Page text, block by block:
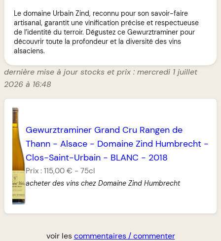
Le domaine Urbain Zind, reconnu pour son savoir-faire
artisanal, garantit une vinification précise et respectueuse
de l’identité du terroir. Dégustez ce Gewurztraminer pour
découvrir toute la profondeur et la diversité des vins
alsaciens.
dernière mise à jour stocks et prix : mercredi 1 juillet
2026 à 16:48
Gewurztraminer Grand Cru Rangen de
Thann - Alsace - Domaine Zind Humbrecht -
Clos-Saint-Urbain - BLANC - 2018
Prix : 115,00 € - 75cl
acheter des vins chez Domaine Zind Humbrecht
voir lescommentaires / commenter